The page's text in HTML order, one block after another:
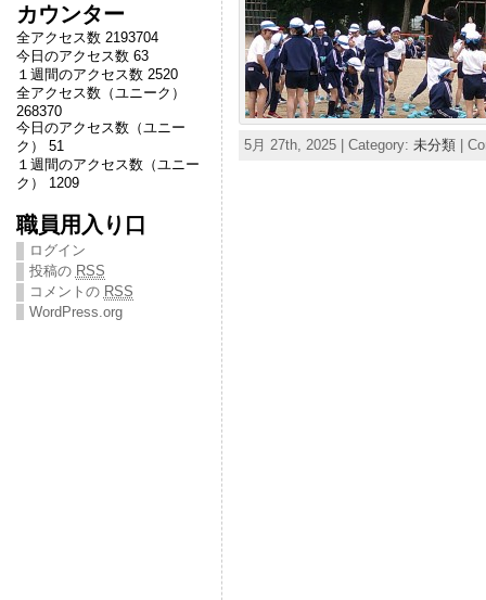
カウンター
全アクセス数 2193704
今日のアクセス数 63
１週間のアクセス数 2520
全アクセス数（ユニーク）
268370
今日のアクセス数（ユニー
ク） 51
１週間のアクセス数（ユニー
ク） 1209
職員用入り口
ログイン
投稿の RSS
コメントの RSS
WordPress.org
5月 27th, 2025 | Category: 未分類|